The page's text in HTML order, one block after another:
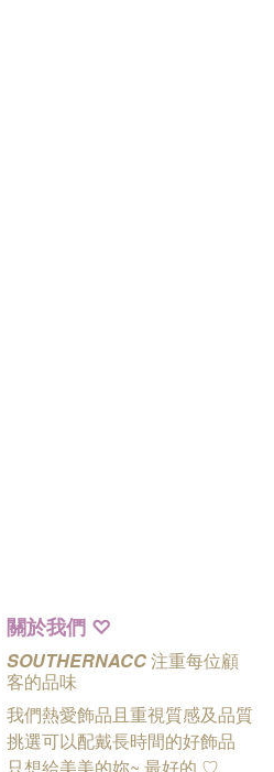
關於我們 ♡
SOUTHERNACC注重每位顧
客的品味
我們熱愛飾品且重視質感及品質
挑選可以配戴長時間的好飾品